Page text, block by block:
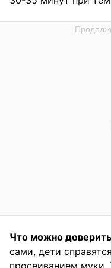
Что можно
сами, дети
просеиванием